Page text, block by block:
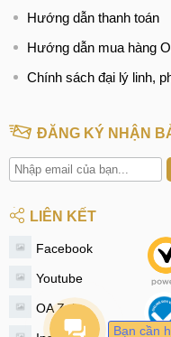
theo cấu trúc kim
Máy có khung nhựa
nên vẻ ngoài vuông
màn hình phẳng đục lỗ
Reno12 Pro còn được
theo tiêu chuẩn IP65,
kiện khắc nghiệt.
Hướng dẫn thanh toán
Hướng dẫn mua hàng
Chính sách đại lý linh,
ĐĂNG KÝ NHẬN
LIÊN KẾT
Facebook
Youtube
OA Zalo
Bạn cần